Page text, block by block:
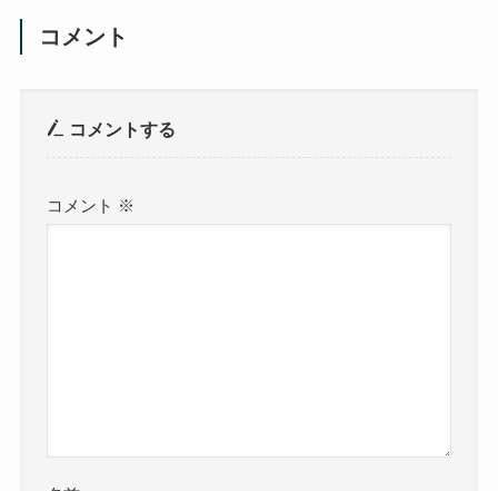
コメント
コメントする
コメント ※